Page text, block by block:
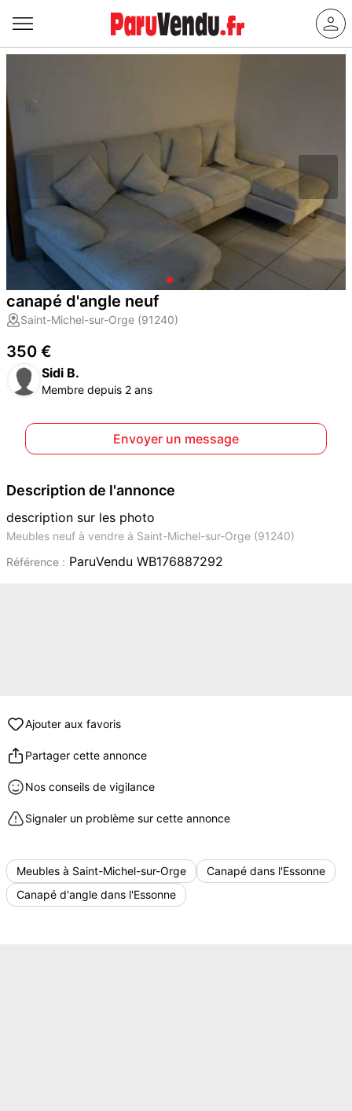
canapé d'angle neuf
Saint-Michel-sur-Orge (91240)
350 €
Sidi B.
Membre depuis 2 ans
Envoyer un message
Description de l'annonce
description sur les photo
Meubles neuf à vendre à Saint-Michel-sur-Orge (91240)
Référence : ParuVendu WB176887292
Ajouter aux favoris
Partager cette annonce
Nos conseils de vigilance
Signaler un problème sur cette annonce
Meubles à Saint-Michel-sur-Orge
Canapé dans l'Essonne
Canapé d'angle dans l'Essonne